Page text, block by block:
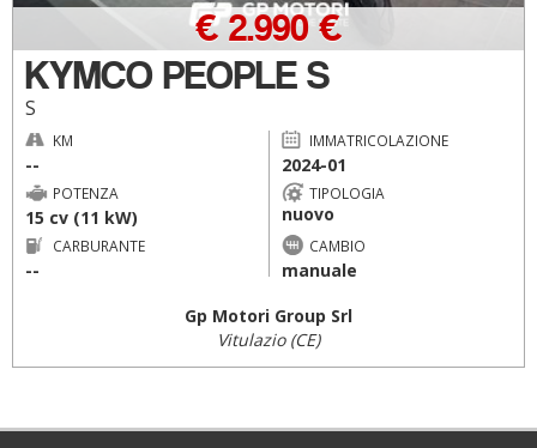
KYMCO PEOPLE S
S
€ 2.990 €
KM
--
IMMATRICOLAZIONE
2024-01
POTENZA
15 cv (11 kW)
TIPOLOGIA
nuovo
CARBURANTE
--
CAMBIO
manuale
Gp Motori Group Srl
Vitulazio (CE)